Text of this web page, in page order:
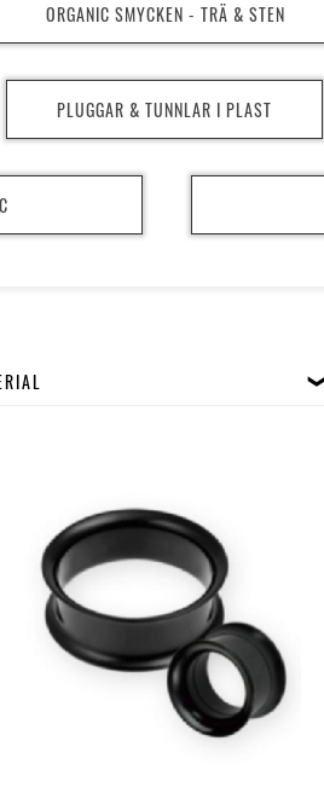
ORGANIC SMYCKEN - TRÄ & STEN
PLUGGAR & TUNNLAR I PLAST